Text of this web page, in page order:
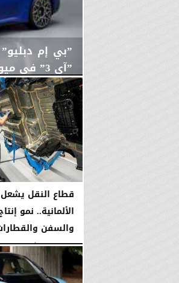
”بي إم دبليو”
”آي 3” في ميونخ
اليومالسبت، 8 أغسطس 2026
قطاع النقل يشعل
الألمانية.. نمو
والسفن
اليومالسبت، 8 أغسطس 2026